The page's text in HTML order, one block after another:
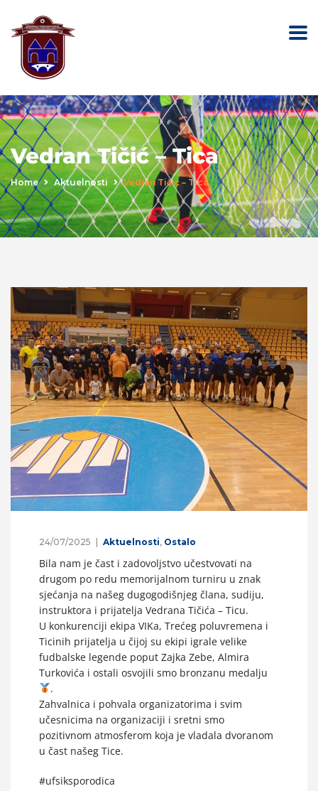
Vedran Tičić – Tica
Home Aktuelnosti Vedran Tičić – Tica
24/07/2025 Aktuelnosti, Ostalo
Bila nam je čast i zadovoljstvo učestvovati na
drugom po redu memorijalnom turniru u znak
sjećanja na našeg dugogodišnjeg člana, sudiju,
instruktora i prijatelja Vedrana Tičića – Ticu.
U konkurenciji ekipa VIKa, Trećeg poluvremena i
Ticinih prijatelja u čijoj su ekipi igrale velike
fudbalske legende poput Zajka Zebe, Almira
Turkovića i ostali osvojili smo bronzanu medalju
.
Zahvalnica i pohvala organizatorima i svim
učesnicima na organizaciji i sretni smo
pozitivnom atmosferom koja je vladala dvoranom
u čast našeg Tice.
#ufsiksporodica